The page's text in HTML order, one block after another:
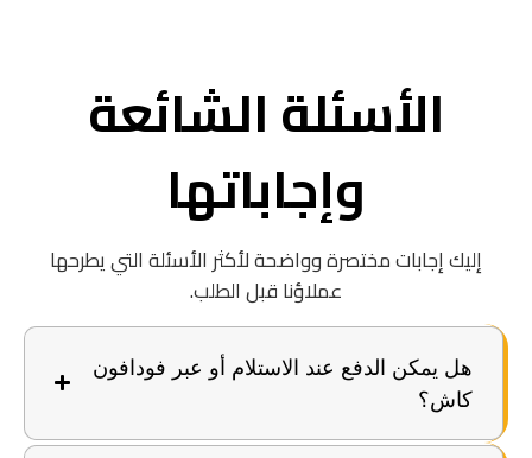
الأسئلة الشائعة
وإجاباتها
إليك إجابات مختصرة وواضحة لأكثر الأسئلة التي يطرحها
عملاؤنا قبل الطلب.
هل يمكن الدفع عند الاستلام أو عبر فودافون
كاش؟